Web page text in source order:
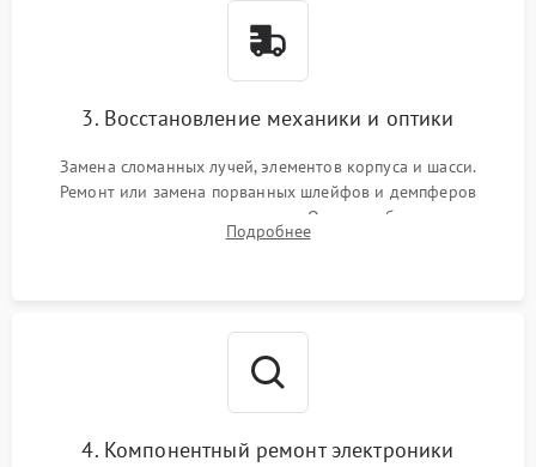
3. Восстановление механики и оптики
Замена сломанных лучей, элементов корпуса и шасси.
Ремонт или замена порванных шлейфов и демпферов
трехосевого подвеса камеры. Очистка объектива,
восстановление механизма фокусировки. Установка новых
Подробнее
4. Компонентный ремонт электроники